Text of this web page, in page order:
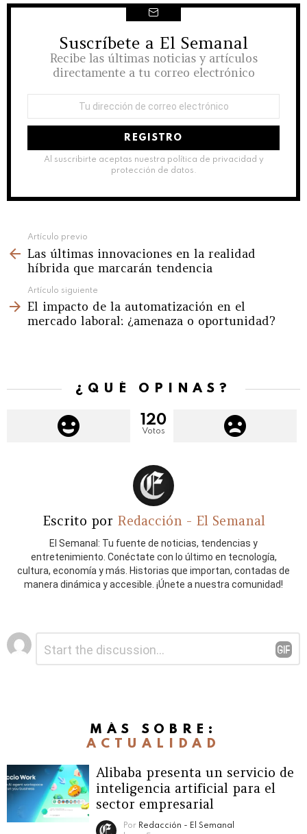
NEWSLETTER
Suscríbete a El Semanal
Recibe las últimas noticias y artículos
directamente a tu correo electrónico
Al suscribirte aceptas nuestra política de privacidad y
protección de datos.
more
Artículo previo
Las últimas innovaciones en la realidad
híbrida que marcarán tendencia
Artículo siguiente
El impacto de la automatización en el
mercado laboral: ¿amenaza o oportunidad?
¿QUÉ OPINAS?
120
Votos
Escrito por Redacción - El Semanal
El Semanal: Tu fuente de noticias, tendencias y
entretenimiento. Conéctate con lo último en tecnología,
cultura, economía y más. Historias que importan, contadas de
manera dinámica y accesible. ¡Únete a nuestra comunidad!
Deja
una
MÁS SOBRE:
ACTUALIDAD
Alibaba presenta un servicio de
inteligencia artificial para el
sector empresarial
Por Redacción - El Semanal